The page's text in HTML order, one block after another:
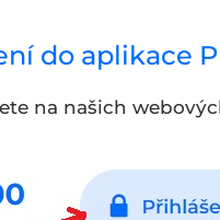
do aplikace
na našich